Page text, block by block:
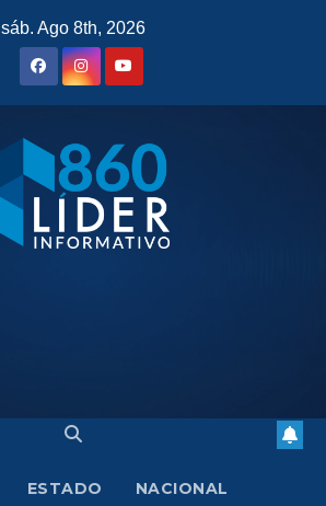
sáb. Ago 8th, 2026
ESTADO NACIONAL